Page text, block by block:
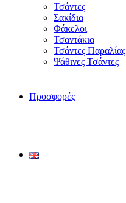
Τσάντες
Σακίδια
Φάκελοι
Τσαντάκια
Τσάντες Παραλίας
Ψάθινες Τσάντες
Προσφορές